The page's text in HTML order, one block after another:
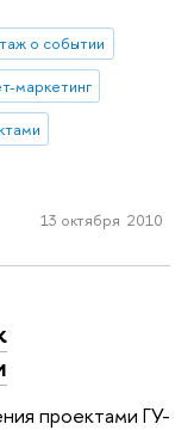
о событии
маркетинг
13 октября 2010
проектами ГУ-